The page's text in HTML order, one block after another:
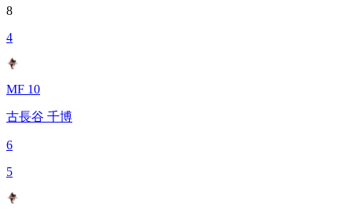
8
4
MF 10
古長谷 千博
6
5